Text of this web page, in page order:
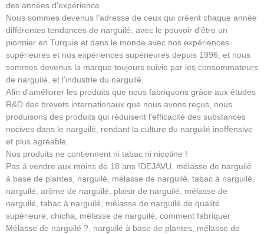
des années d'expérience
Nous sommes devenus l'adresse de ceux qui créent chaque année
différentes tendances de narguilé, avec le pouvoir d'être un
pionnier en Turquie et dans le monde avec nos expériences
supérieures et nos expériences supérieures depuis 1996, et nous
sommes devenus la marque toujours suivie par les consommateurs
de narguilé. et l'industrie du narguilé.
Afin d'améliorer les produits que nous fabriquons grâce aux études
R&D des brevets internationaux que nous avons reçus, nous
produisons des produits qui réduisent l'efficacité des substances
nocives dans le narguilé, rendant la culture du narguilé inoffensive
et plus agréable.
Nos produits ne contiennent ni tabac ni nicotine !
Pas à vendre aux moins de 18 ans !DEJAVU, mélasse de narguilé
à base de plantes, narguilé, mélasse de narguilé, tabac à narguilé,
narguilé, arôme de narguilé, plaisir de narguilé, mélasse de
narguilé, tabac à narguilé, mélasse de narguilé de qualité
supérieure, chicha, mélasse de narguilé, comment fabriquer
Mélasse de narguilé ?, narguilé à base de plantes, mélasse de